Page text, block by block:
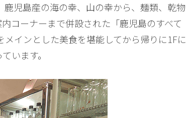
児島産の海の幸、山の幸から、麺類、乾物
コーナーまで併設された「鹿児島のすべて
インとした美食を堪能してから帰りに1Fに
います。